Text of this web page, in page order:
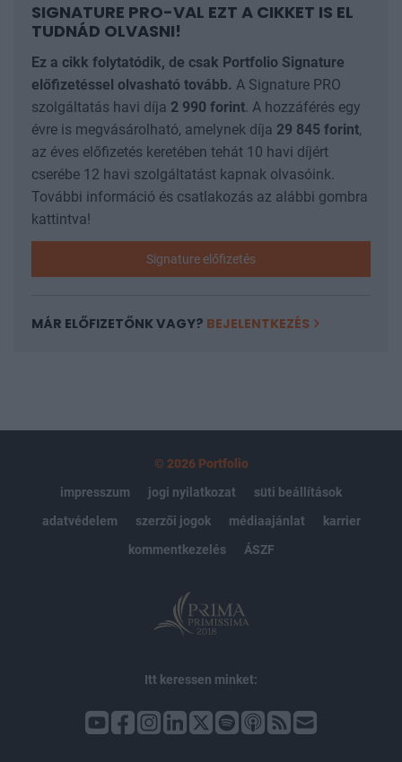
SIGNATURE PRO-VAL EZT A CIKKET IS EL
TUDNÁD OLVASNI!
Ez a cikk folytatódik, de csak Portfolio Signature
előfizetéssel olvasható tovább. A Signature PRO
szolgáltatás havi díja 2 990 forint. A hozzáférés egy
évre is megvásárolható, amelynek díja 29 845 forint,
az éves előfizetés keretében tehát 10 havi díjért
cserébe 12 havi szolgáltatást kapnak olvasóink.
További információ és csatlakozás az alábbi gombra
kattintva!
Signature előfizetés
MÁR ELŐFIZETŐNK VAGY? BEJELENTKEZÉS
© 2026 Portfolio
impresszum
jogi nyilatkozat
süti beállítások
adatvédelem
szerzői jogok médiaajánlat
karrier
kommentkezelés
ÁSZF
Itt keressen minket: